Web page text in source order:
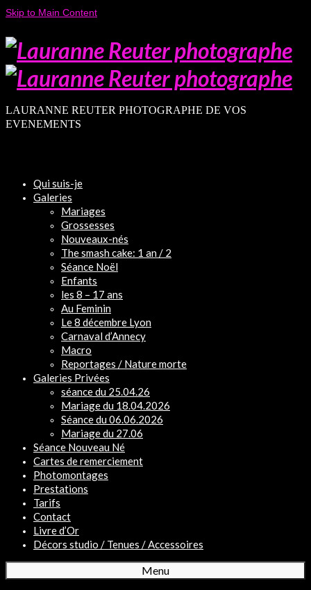
Skip to Main Content
LAURANNE REUTER PHOTOGRAPHE DE VOS
EVENEMENTS
Qui suis-je
Galeries
Mariages
Grossesses
Nouveaux-nés
The smash cake: 1 an / 2
Séance Noël
Enfants
les 8 – 17 ans
Au Feminin
Le 8 décembre Lyon
Carnaval d’Annecy
Macro
Reportages / Nature morte
Galeries Privées
séance du 25.04.26
Mariage du 18.04.2026
Séance du 06.06.2026
Mariage du 27.06
Séance Nouveau Né
Cartes de remerciement
Photomontages
Prestations
Tarifs
Contact
Livre d’Or
Décors studio / Tenues / Accessoires
Menu